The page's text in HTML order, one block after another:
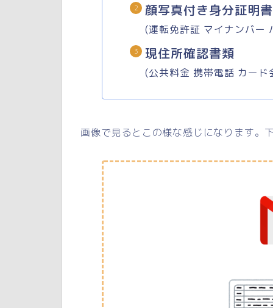
顔写真付き身分証明書
(運転免許証 マイナンバー
現住所確認書類
(公共料金 携帯電話 カー
画像で見るとこの様な感じになります。